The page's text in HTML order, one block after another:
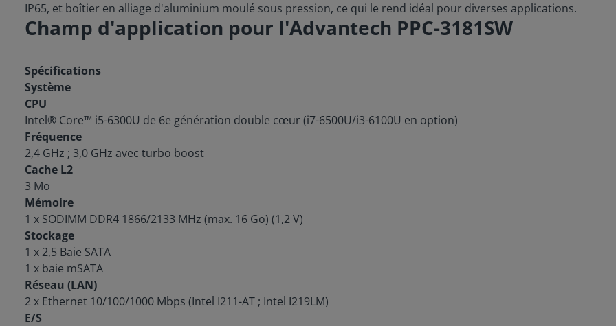
IP65, et boîtier en alliage d'aluminium moulé sous pression, ce qui le rend idéal pour diverses applications.
Champ d'application pour l'Advantech PPC-3181SW
Spécifications
Système
CPU
Intel® Core™ i5-6300U de 6e génération double cœur (i7-6500U/i3-6100U en option)
Fréquence
2,4 GHz ; 3,0 GHz avec turbo boost
Cache L2
3 Mo
Mémoire
1 x SODIMM DDR4 1866/2133 MHz (max. 16 Go) (1,2 V)
Stockage
1 x 2,5 Baie SATA
1 x baie mSATA
Réseau (LAN)
2 x Ethernet 10/100/1000 Mbps (Intel I211-AT ; Intel I219LM)
E/S